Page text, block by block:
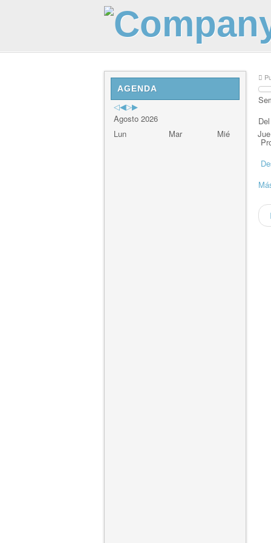
AGENDA
Previous
Year
Previous
Month
Next
Year
Next
Month
Agosto 2026
Lun
Mar Mié Jue